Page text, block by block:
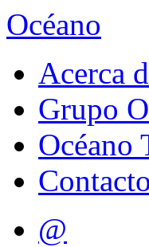
Océano
Acerca
Grupo
Océano
Contacto
@